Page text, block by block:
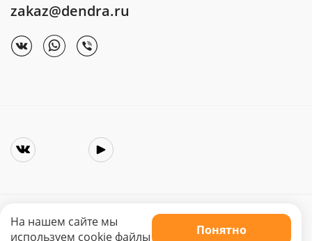
zakaz@dendra.ru
Copyright © 2025. Интернет-магазин «Dendra»
На нашем сайте мы
используем cookie файлы
Понятно